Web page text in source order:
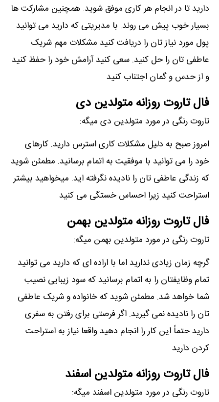
دارید تا در انجام هر کاری موفق شوید. همچنین مشارکت ها
بسیار خوب پیش می روند. با مدیریتی که دارید می توانید
پول مورد نیاز تان را دریافت کنید مشکلات مهم شریک
عاطفی تان را حل کنید. سعی کنید آرامش خود را حفظ کنید
و از حدس و گمان اجتناب کنید
فال تاروت روزانه متولدین دی
تاروت رنگی در مورد متولدین دی میگه:
امروز صبح به دلیل مشکلات کاری استرس دارید. کارهای
خود را می توانید با موفقیت به اتمام برسانید. مطمئن شوید
که زندگی عاطفی تان را نادیده نگرفته اید. میخواهید بیشتر
استراحت کنید زیرا احساس خستگی می کنید
فال تاروت روزانه متولدین بهمن
تاروت رنگی در مورد متولدین بهمن میگه:
گرچه زمان زیادی ندارید اما با اراده ای که دارید می توانید
تمام وظایفتان را به اتمام برسانید که سود زیبایی نصیب
شما خواهد شد. مطمئن شوید که خانواده و شریک عاطفی
تان را نادیده نمی گیرید. اگر فرصتی برای رفتن به سفری
دارید حتماً این کار را انجام دهید واقعا نیاز به استراحت
کردن دارید
فال تاروت روزانه متولدین اسفند
تاروت رنگی در مورد متولدین اسفند میگه: